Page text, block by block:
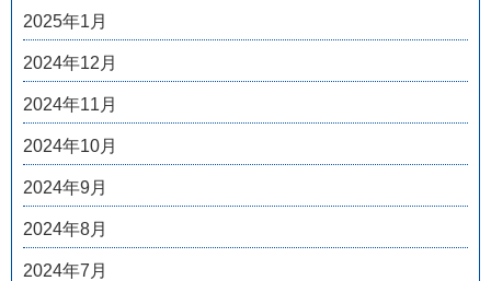
2025年1月
2024年12月
2024年11月
2024年10月
2024年9月
2024年8月
2024年7月